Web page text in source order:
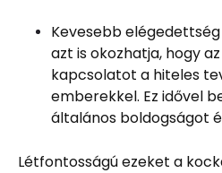
Kevesebb
azt is okozhatja, hogy
kapcsolatot a hiteles
emberekkel. Ez idővel
általános boldogságot
Létfontosságú ezeket a